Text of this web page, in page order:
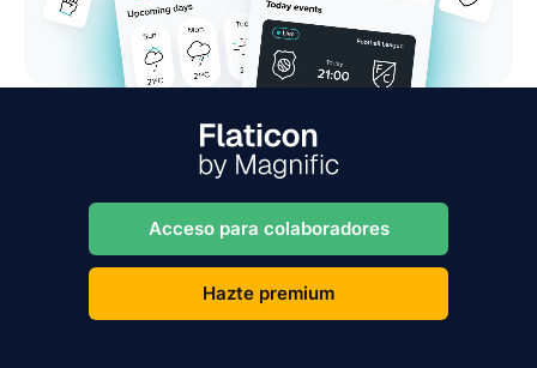
Acceso para colaboradores
Hazte premium